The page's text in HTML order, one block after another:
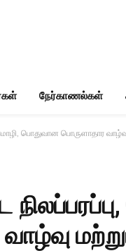
நேர்காணல்கள்
பொதுவான பொருளாதார